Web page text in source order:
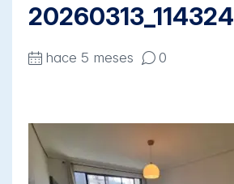
20260313_114324
hace 5 meses 0